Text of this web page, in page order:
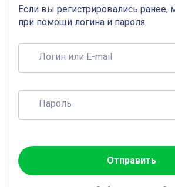
Если вы регистрировались ранее,
при помощи логина и пароля
Логин или E-mail
Пароль
Отправить